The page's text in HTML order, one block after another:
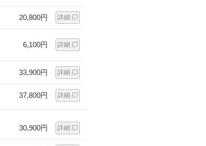
20,800円 詳細
6,100円 詳細
33,900円 詳細
37,800円 詳細
30,900円 詳細